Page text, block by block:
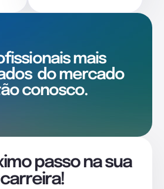
mais
do mercado
conosco.
passo na sua
carreira!